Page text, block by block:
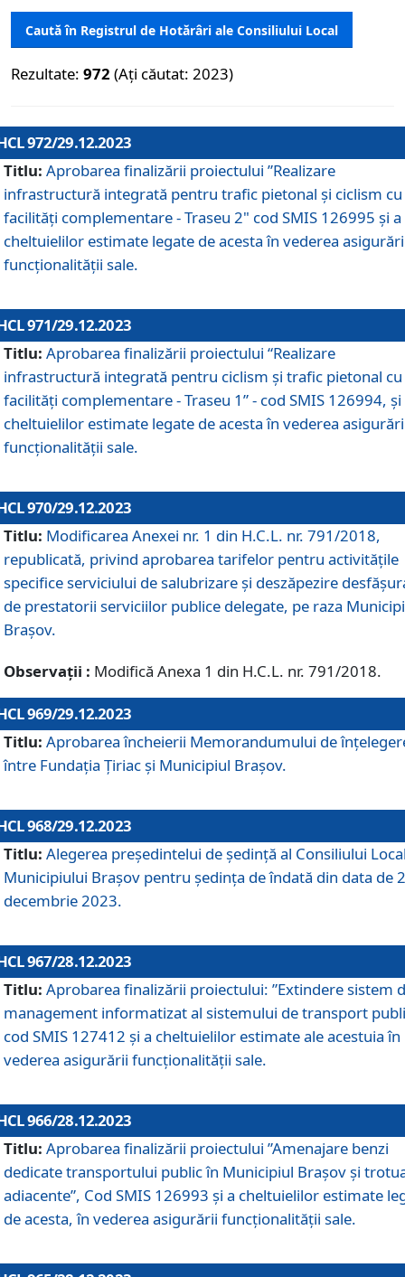
Caută în Registrul de Hotărâri ale Consiliului Local
Rezultate: 972 (Ați căutat: 2023)
972/29.12.2023
Titlu: Aprobarea finalizării proiectului ”Realizare
infrastructură integrată pentru trafic pietonal și ciclism cu
facilități complementare - Traseu 2" cod SMIS 126995 și a
cheltuielilor estimate legate de acesta în vederea
funcționalității sale.
971/29.12.2023
Titlu: Aprobarea finalizării proiectului “Realizare
infrastructură integrată pentru ciclism şi trafic pietonal cu
facilităţi complementare - Traseu 1” - cod SMIS 126994, și
cheltuielilor estimate legate de acesta în vederea
funcționalității sale.
970/29.12.2023
Titlu: Modificarea Anexei nr. 1 din H.C.L. nr. 791/2018,
republicată, privind aprobarea tarifelor pentru activitățile
specifice serviciului de salubrizare și deszăpezire
de prestatorii serviciilor publice delegate, pe raza
Brașov.
Observații : Modifică Anexa 1 din H.C.L. nr. 791/2018.
969/29.12.2023
Titlu: Aprobarea încheierii Memorandumului de
între Fundația Țiriac și Municipiul Brașov.
968/29.12.2023
Titlu: Alegerea preşedintelui de şedinţă al Consiliului
Municipiului Braşov pentru ședința de îndată din data de
decembrie 2023.
967/28.12.2023
Titlu: Aprobarea finalizării proiectului: ”Extindere sistem
management informatizat al sistemului de transport
cod SMIS 127412 și a cheltuielilor estimate ale acestuia în
vederea asigurării funcționalității sale.
966/28.12.2023
Titlu: Aprobarea finalizării proiectului ”Amenajare benzi
dedicate transportului public în Municipiul Brașov şi
adiacente”, Cod SMIS 126993 și a cheltuielilor estimate
de acesta, în vederea asigurării funcționalității sale.